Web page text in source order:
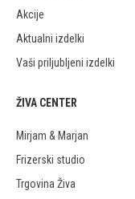
Akcije
Aktualni izdelki
Vaši priljubljeni izdelki
ŽIVA CENTER
Mirjam & Marjan
Frizerski studio
Trgovina Živa